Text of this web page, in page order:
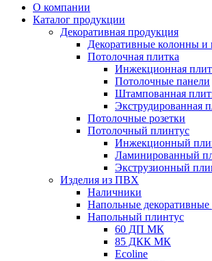
О компании
Каталог продукции
Декоративная продукция
Декоративные колонны и
Потолочная плитка
Инжекционная
Потолочные панели
Штампованная
Экструдированная
Потолочные розетки
Потолочный плинтус
Инжекционный
Ламинированный
Экструзионный
Изделия из ПВХ
Наличники
Напольные декоративные
Напольный плинтус
60 ДП МК
85 ДКК МК
Ecoline